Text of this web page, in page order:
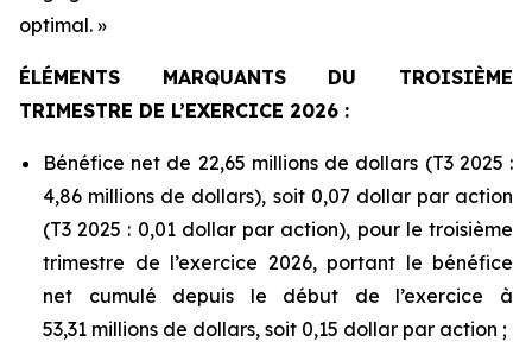
optimal. »
ÉLÉMENTS MARQUANTS DU TROISIÈME
TRIMESTRE DE L’EXERCICE 2026 :
Bénéfice net de 22,65 millions de dollars (T3 2025 :
4,86 millions de dollars), soit 0,07 dollar par action
(T3 2025 : 0,01 dollar par action), pour le troisième
trimestre de l’exercice 2026, portant le bénéfice
net cumulé depuis le début de l’exercice à
53,31 millions de dollars, soit 0,15 dollar par action ;